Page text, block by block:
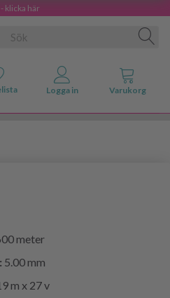
klicka här
meter
5.00 mm
m x 27 v